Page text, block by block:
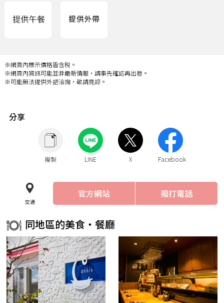
※網頁內標示價格皆含稅。
※網頁內資訊可能並非最新情報，請事先確認再出發。
※可能無法提供外語洽詢，敬請見諒。
分享
複製 LINE X Facebook
交通
官方網站 撥打電話
同地區的美食・餐廳